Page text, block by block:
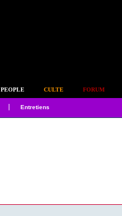
PEOPLE CULTE FORUM
Entretiens